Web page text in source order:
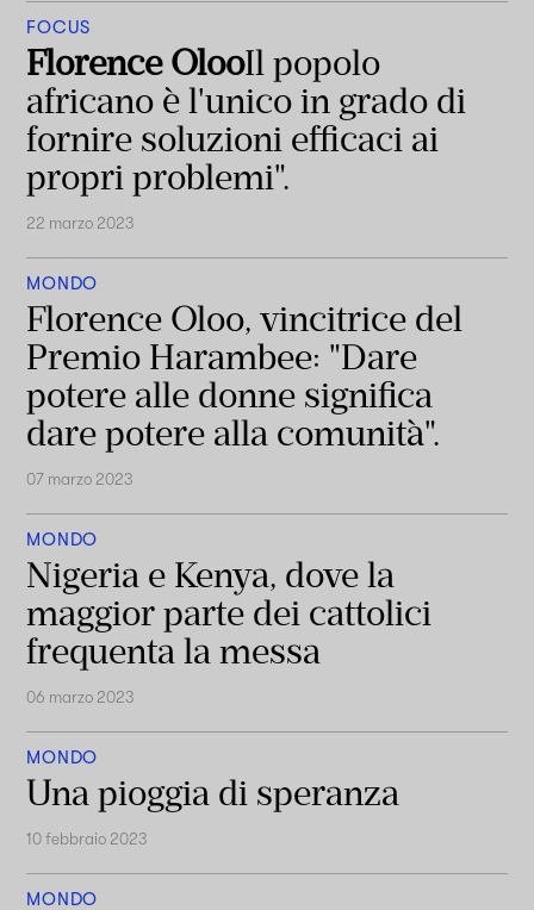
FOCUS
Florence OlooIl popolo
africano è l'unico in grado di
fornire soluzioni efficaci ai
propri problemi".
22 marzo 2023
MONDO
Florence Oloo, vincitrice del
Premio Harambee: "Dare
potere alle donne significa
dare potere alla comunità".
07 marzo 2023
MONDO
Nigeria e Kenya, dove la
maggior parte dei cattolici
frequenta la messa
06 marzo 2023
MONDO
Una pioggia di speranza
10 febbraio 2023
MONDO